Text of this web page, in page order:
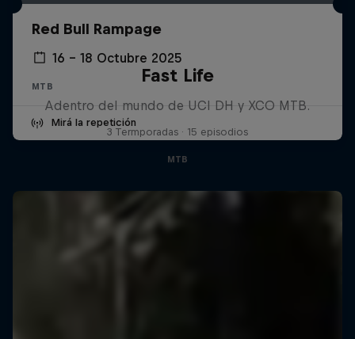
Red Bull Rampage
16 – 18 Octubre 2025
MTB
Mirá la repetición
Fast Life
Adentro del mundo de UCI DH y XCO MTB.
3 Termporadas · 15 episodios
MTB